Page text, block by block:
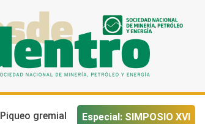
Piqueo gremial Especial: SIMPOSIO XVI